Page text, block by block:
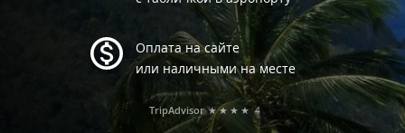
Оплата на сайте
или наличными на месте
TripAdvisor ★★★★ 4